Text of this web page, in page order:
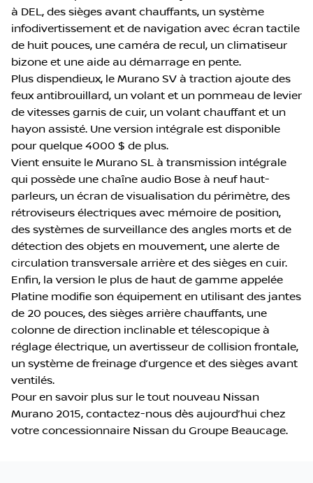
à DEL, des sièges avant chauffants, un système
infodivertissement et de navigation avec écran tactile
de huit pouces, une caméra de recul, un climatiseur
bizone et une aide au démarrage en pente.
Plus dispendieux, le Murano SV à traction ajoute des
feux antibrouillard, un volant et un pommeau de levier
de vitesses garnis de cuir, un volant chauffant et un
hayon assisté. Une version intégrale est disponible
pour quelque 4000 $ de plus.
Vient ensuite le Murano SL à transmission intégrale
qui possède une chaîne audio Bose à neuf haut-
parleurs, un écran de visualisation du périmètre, des
rétroviseurs électriques avec mémoire de position,
des systèmes de surveillance des angles morts et de
détection des objets en mouvement, une alerte de
circulation transversale arrière et des sièges en cuir.
Enfin, la version le plus de haut de gamme appelée
Platine modifie son équipement en utilisant des jantes
de 20 pouces, des sièges arrière chauffants, une
colonne de direction inclinable et télescopique à
réglage électrique, un avertisseur de collision frontale,
un système de freinage d’urgence et des sièges avant
ventilés.
Pour en savoir plus sur le tout nouveau Nissan
Murano 2015, contactez-nous dès aujourd’hui chez
votre concessionnaire Nissan du Groupe Beaucage.